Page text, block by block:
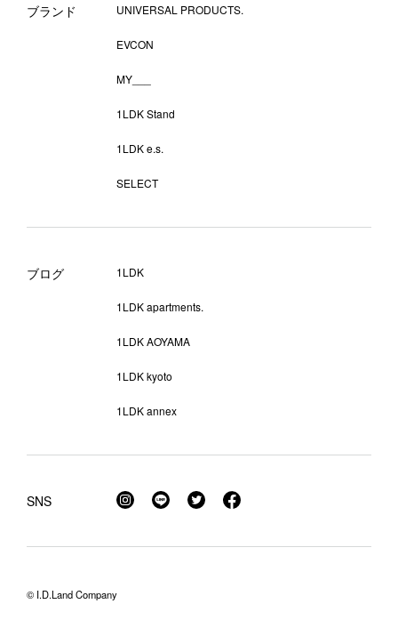
ブランド UNIVERSAL PRODUCTS.
EVCON
MY___
1LDK Stand
1LDK e.s.
SELECT
ブログ 1LDK
1LDK apartments.
1LDK AOYAMA
1LDK kyoto
1LDK annex
SNS
© I.D.Land Company